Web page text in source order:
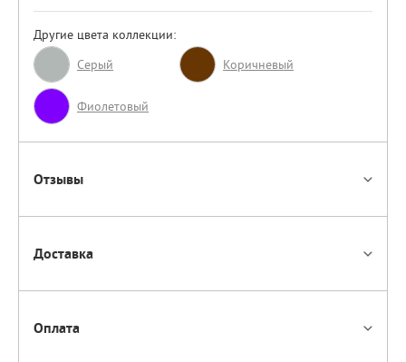
Другие цвета коллекции:
Серый
Коричневый
Фиолетовый
Отзывы
Доставка
Оплата